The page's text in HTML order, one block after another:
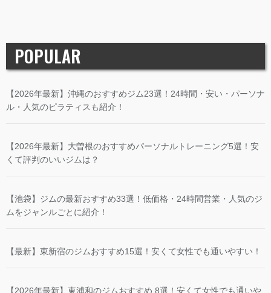
POPULAR
【2026年最新】沖縄のおすすめジム23選！24時間・安い・パーソナ
ル・人気のピラティスも紹介！
【2026年最新】大曽根のおすすめパーソナルトレーニング5選！安
くて評判のいいジムは？
【池袋】ジムの最新おすすめ33選！低価格・24時間営業・人気のジ
ムをジャンルごとに紹介！
【最新】東新宿のジムおすすめ15選！安くて女性でも通いやすい！
【2026年最新】東浦和のジムおすすめ 8選！安くて女性でも通いや